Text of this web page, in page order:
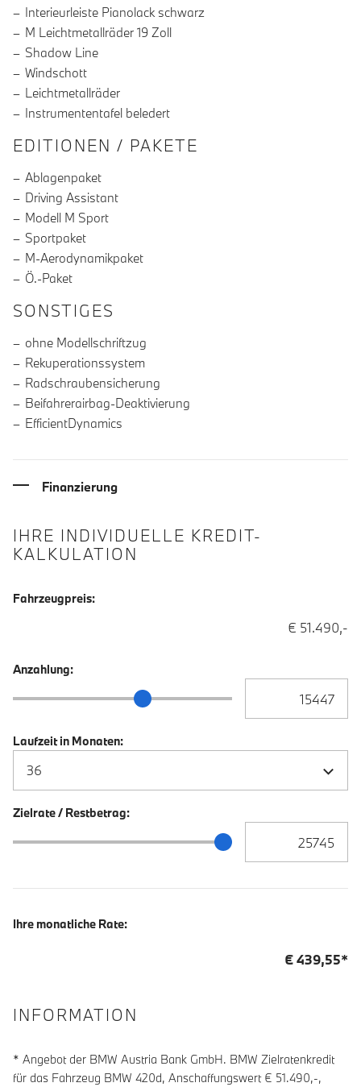
Interieurleiste Pianolack schwarz
M Leichtmetallräder 19 Zoll
Shadow Line
Windschott
Leichtmetallräder
Instrumententafel beledert
EDITIONEN / PAKETE
Ablagenpaket
Driving Assistant
Modell M Sport
Sportpaket
M-Aerodynamikpaket
Ö.-Paket
SONSTIGES
ohne Modellschriftzug
Rekuperationssystem
Radschraubensicherung
Beifahrerairbag-Deaktivierung
EfficientDynamics
Finanzierung
IHRE INDIVIDUELLE KREDIT-
KALKULATION
Fahrzeugpreis:
€ 51.490,-
Anzahlung:
Anzahlung Schieberegler
Laufzeit in Monaten:
Zielrate / Restbetrag:
Zielrate / Restbetrag Schieberegler
Ihre monatliche Rate:
€439,55*
INFORMATION
* Angebot der BMW Austria Bank GmbH. BMW Zielratenkredit
für das Fahrzeug BMW 420d, Anschaffungswert € 51.490,-,